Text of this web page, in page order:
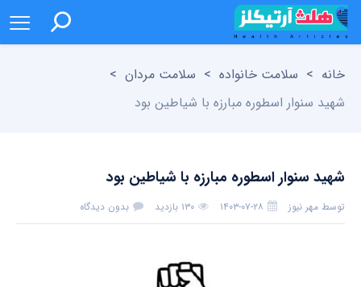
خانه > سلامت خانواده > سلامت مردان >
شهید سنوار اسطوره مبارزه با شیاطین بود
شهید سنوار اسطوره مبارزه با شیاطین بود
توسط مهر نیوز ۱۴۰۳-۰۷-۲۸ ۱۳۰ بازدید بدون دیدگاه